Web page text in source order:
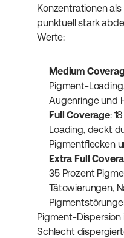
Konzentrationen
punktuell stark
Werte:
Medium
Pigment-
Augenringe und
Full Coverage:
Loading, deckt
Pigmentflecken
Extra Full
35 Prozent
Tätowierungen,
Pigment-
Schlecht